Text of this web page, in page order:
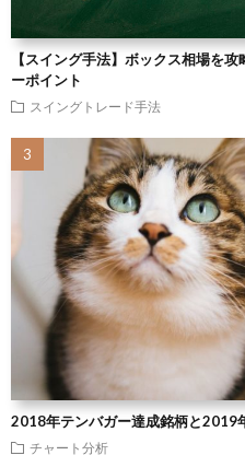
【スイング手法】ボックス相場を
ーポイント
スイングトレード手法
2018年テンバガー達成銘柄と2019
チャート分析